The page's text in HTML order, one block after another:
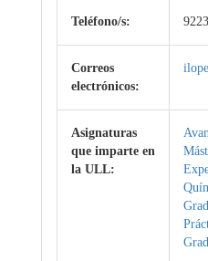
Teléfono/s:
Correos
electrónicos:
Asignaturas
que imparte en
la ULL: